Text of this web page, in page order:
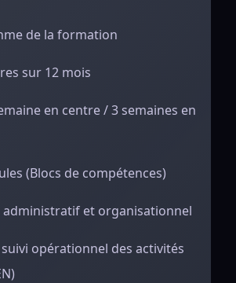
de la formation
sur 12 mois
en centre / 3 semaines en
(Blocs de compétences)
administratif et organisationnel
opérationnel des activités